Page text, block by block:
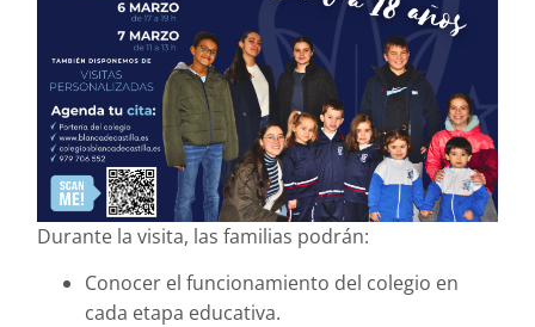
Durante la visita, las familias podrán:
Conocer el funcionamiento del colegio en
cada etapa educativa.